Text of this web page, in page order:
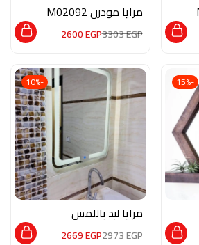
مرايا مودرن M02092
3303EGP
2600EGP
-15%
-10%
مرايا ليد باللمس
Mr010
2973EGP
2669EGP